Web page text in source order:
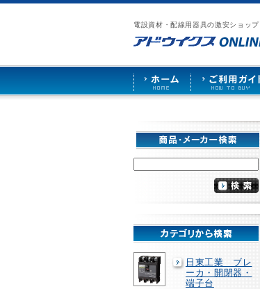
電設資材・配線用器具の激安ショップ
漏
カ
照
ア
ス
ご
ド
お
せ
仕
日東工業 ブレ
ーカ・開閉器・
端子台